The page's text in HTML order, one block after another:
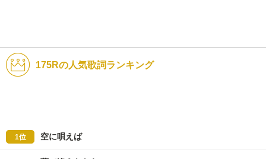
175Rの人気歌詞ランキング
1位 空に唄えば